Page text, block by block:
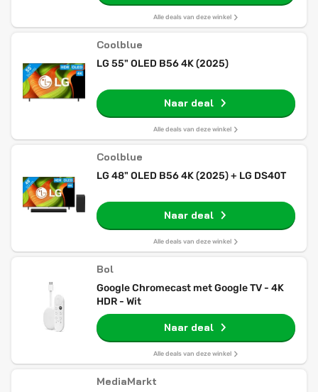
Alle deals van deze winkel
Coolblue
LG 55" OLED B56 4K (2025)
Naar deal
Alle deals van deze winkel
Coolblue
LG 48" OLED B56 4K (2025) + LG DS40T
Naar deal
Alle deals van deze winkel
Bol
Google Chromecast met Google TV - 4K
HDR - Wit
Naar deal
Alle deals van deze winkel
MediaMarkt